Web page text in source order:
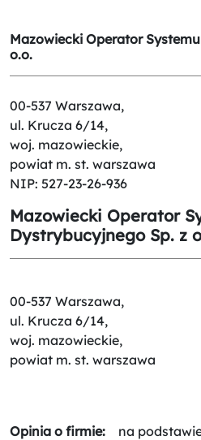
Mazowiecki Operator
o.o.
00-537 Warszawa,
ul. Krucza 6/14,
woj. mazowieckie,
powiat m. st. warszawa
NIP: 527-23-26-936
Mazowiecki Operator
Dystrybucyjnego Sp. z
00-537 Warszawa,
ul. Krucza 6/14,
woj. mazowieckie,
powiat m. st. warszawa
Opinia o firmie: na